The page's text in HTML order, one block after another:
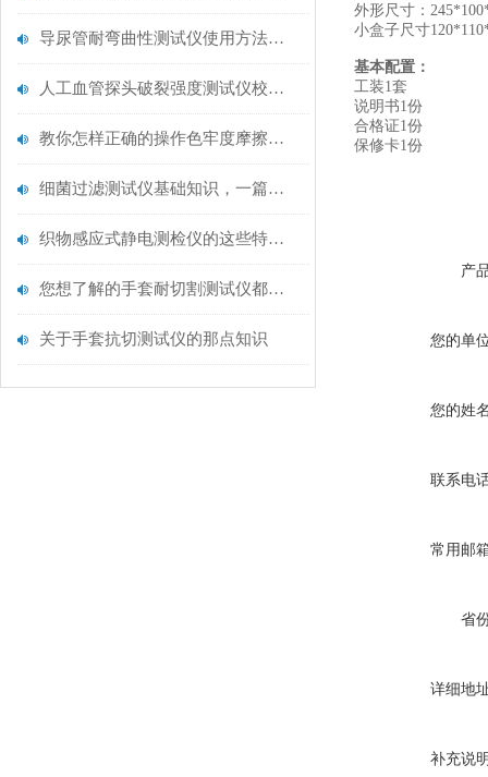
导尿管耐弯曲性测试仪使用方法与操作规范
人工血管探头破裂强度测试仪校准规范：精准赋能医疗安全的技术基准
教你怎样正确的操作色牢度摩擦测试机
细菌过滤测试仪基础知识，一篇搞定
织物感应式静电测检仪的这些特点很少有人都知道
您想了解的手套耐切割测试仪都在这里了
关于手套抗切测试仪的那点知识
外形尺寸：
小盒子尺寸
基本配置：
工装1套
说明书1份
合格证1份
保修卡1份
产
您的单
您的姓
联系电
常用邮
省
详细地
补充说